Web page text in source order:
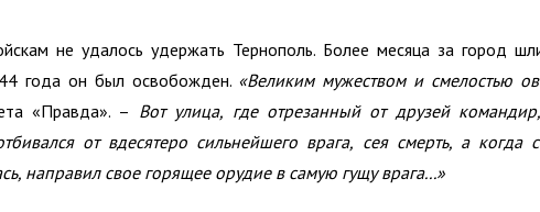
не удалось удержать Тернополь. Более месяца за город
года он был освобожден. «Великим мужеством и смелостью
«Правда». – Вот улица, где отрезанный от друзей
от вдесятеро сильнейшего врага, сея смерть, а когда
направил свое горящее орудие в самую гущу врага...»